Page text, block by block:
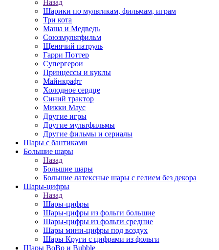
Назад
Шарики по мультикам, фильмам, играм
Три кота
Маша и Медведь
Союзмультфильм
Щенячий патруль
Гарри Поттер
Супергерои
Принцессы и куклы
Майнкрафт
Холодное сердце
Синий трактор
Микки Маус
Другие игры
Другие мультфильмы
Другие фильмы и сериалы
Шары с бантиками
Большие шары
Назад
Большие шары
Большие латексные шары с гелием без декора
Шары-цифры
Назад
Шары-цифры
Шары-цифры из фольги большие
Шары-цифры из фольги средние
Шары мини-цифры под воздух
Шары Круги с цифрами из фольги
Шары BoBo и Bubble